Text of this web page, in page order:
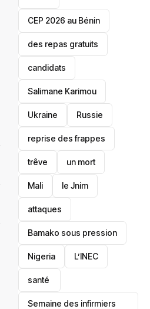
‎CEP 2026 au Bénin
des repas gratuits
candidats
Salimane Karimou
Ukraine Russie
reprise des frappes
trêve un mort
Mali le Jnim
attaques
Bamako sous pression
‎Nigeria L’INEC
santé ‎
Semaine des infirmiers